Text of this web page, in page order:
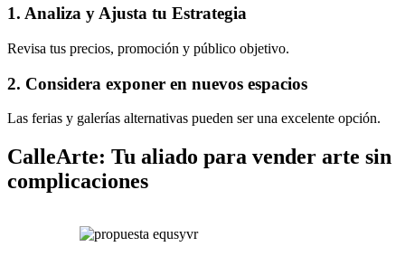
1. Analiza y Ajusta tu Estrategia
Revisa tus precios, promoción y público objetivo.
2. Considera exponer en nuevos espacios
Las ferias y galerías alternativas pueden ser una excelente opción.
CalleArte: Tu aliado para vender arte sin
complicaciones